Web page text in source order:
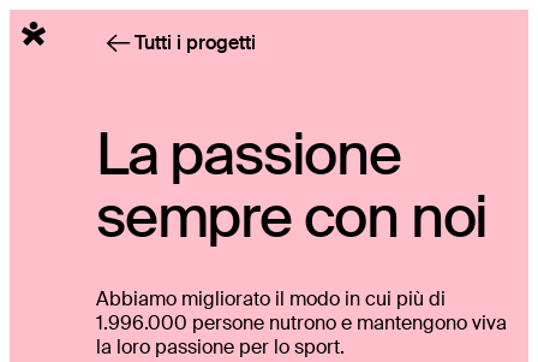
Tutti i progetti
La passione
sempre con noi
Abbiamo migliorato il modo in cui più di
1.996.000 persone nutrono e mantengono viva
la loro passione per lo sport.